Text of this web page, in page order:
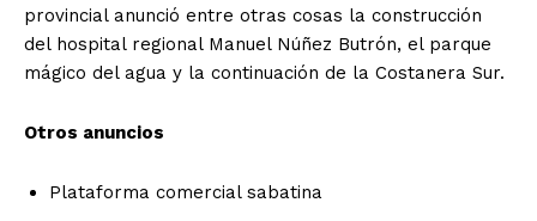
provincial anunció entre otras cosas la construcción
del hospital regional Manuel Núñez Butrón, el parque
mágico del agua y la continuación de la Costanera Sur.
Otros anuncios
Plataforma comercial sabatina